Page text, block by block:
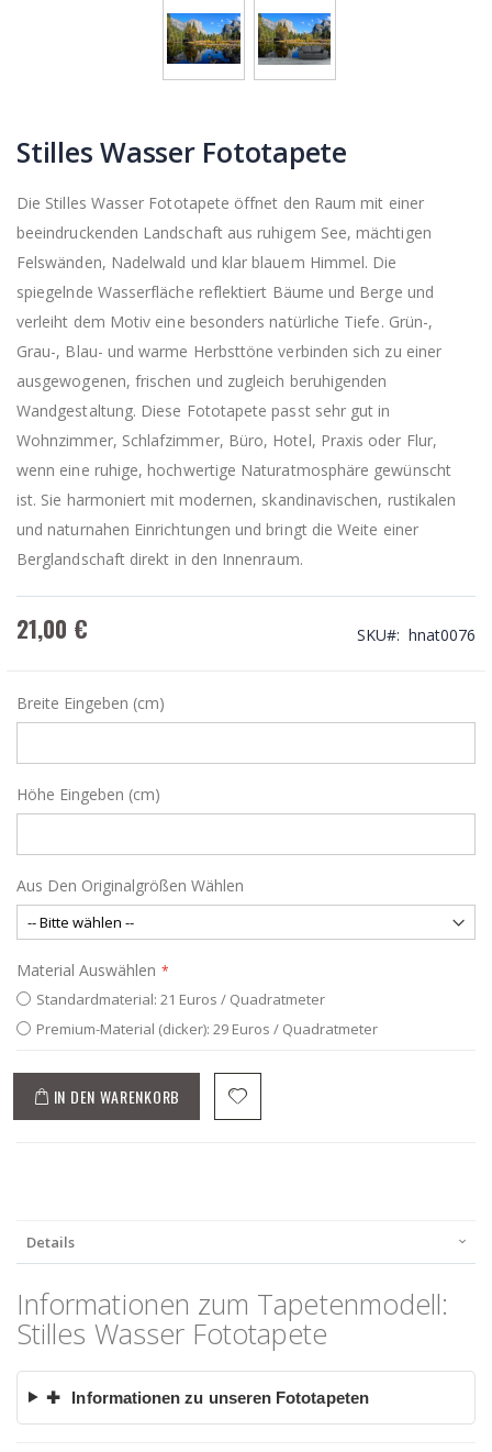
Stilles Wasser Fototapete
Die Stilles Wasser Fototapete öffnet den Raum mit einer
beeindruckenden Landschaft aus ruhigem See, mächtigen
Felswänden, Nadelwald und klar blauem Himmel. Die
spiegelnde Wasserfläche reflektiert Bäume und Berge und
verleiht dem Motiv eine besonders natürliche Tiefe. Grün-,
Grau-, Blau- und warme Herbsttöne verbinden sich zu einer
ausgewogenen, frischen und zugleich beruhigenden
Wandgestaltung. Diese Fototapete passt sehr gut in
Wohnzimmer, Schlafzimmer, Büro, Hotel, Praxis oder Flur,
wenn eine ruhige, hochwertige Naturatmosphäre gewünscht
ist. Sie harmoniert mit modernen, skandinavischen, rustikalen
und naturnahen Einrichtungen und bringt die Weite einer
Berglandschaft direkt in den Innenraum.
21,00 € SKU hnat0076
Breite Eingeben (cm)
Höhe Eingeben (cm)
Aus Den Originalgrößen Wählen
Material Auswählen
Standardmaterial: 21 Euros / Quadratmeter
Premium-Material (dicker): 29 Euros / Quadratmeter
IN DEN WARENKORB
Details
Informationen zum Tapetenmodell:
Stilles Wasser Fototapete
✚ Informationen zu unseren Fototapeten